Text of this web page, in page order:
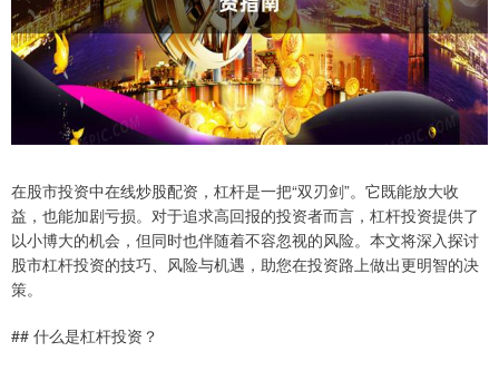
在股市投资中在线炒股配资，杠杆是一把“双刃剑”。它既能放大收
益，也能加剧亏损。对于追求高回报的投资者而言，杠杆投资提供了
以小博大的机会，但同时也伴随着不容忽视的风险。本文将深入探讨
股市杠杆投资的技巧、风险与机遇，助您在投资路上做出更明智的决
策。
## 什么是杠杆投资？